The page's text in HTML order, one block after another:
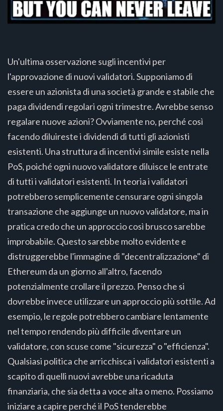
Un'ultima osservazione sugli incentivi per
l'approvazione di nuovi validatori. Supponiamo di
essere un azionista di una società grande e stabile che
paga dividendi regolari ogni trimestre. Avrebbe senso
regalare nuove azioni? Ovviamente no, perché così
facendo diluireste i dividendi di tutti gli azionisti
esistenti. Una struttura di incentivi simile esiste nella
PoS, poiché ogni nuovo validatore diluisce le entrate
di tutti i validatori esistenti. In teoria i validatori
potrebbero semplicemente censurare ogni singola
transazione che aggiunge un nuovo validatore, ma in
pratica credo che un approccio così brusco sarebbe
improbabile. Questo sarebbe molto evidente e
distruggerebbe l'immagine di "decentralizzazione" di
Ethereum da un giorno all'altro, facendo
potenzialmente crollare il prezzo. Penso che si
dovrebbe invece utilizzare un approccio più sottile. Ad
esempio, le regole potrebbero cambiare lentamente
nel tempo rendendo più difficile diventare un
validatore, con scuse come "sicurezza" o "efficienza".
Qualsiasi politica che arricchisca i validatori esistenti a
scapito di quelli nuovi avrebbe una ricaduta
finanziaria, che sia detta a voce alta o meno. Possiamo
iniziare a capire perché il PoS tenderebbe